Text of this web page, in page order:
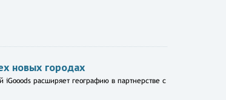
новых городах
iGooods расширяет географию в партнерстве с